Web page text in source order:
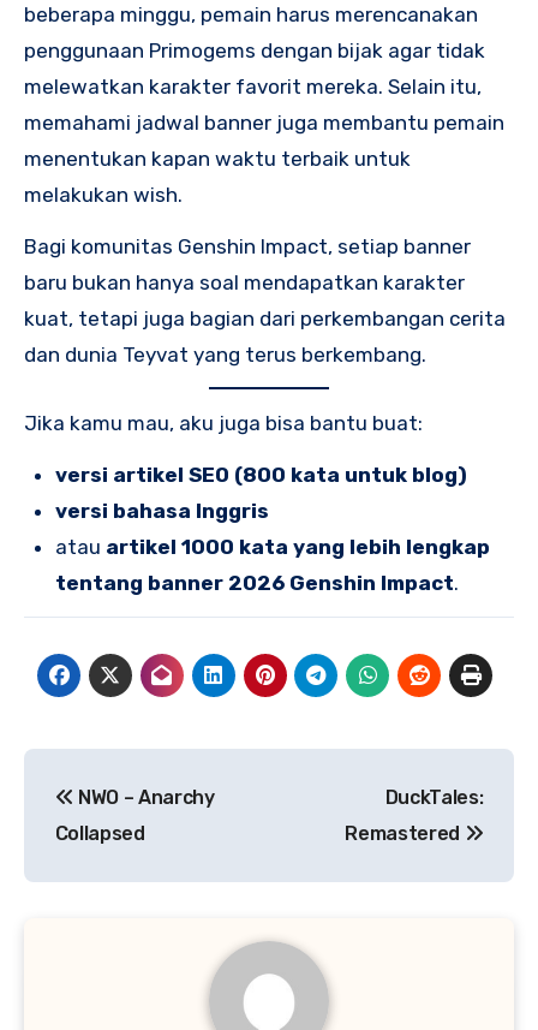
beberapa minggu, pemain harus merencanakan
penggunaan Primogems dengan bijak agar tidak
melewatkan karakter favorit mereka. Selain itu,
memahami jadwal banner juga membantu pemain
menentukan kapan waktu terbaik untuk
melakukan wish.
Bagi komunitas Genshin Impact, setiap banner
baru bukan hanya soal mendapatkan karakter
kuat, tetapi juga bagian dari perkembangan cerita
dan dunia Teyvat yang terus berkembang.
Jika kamu mau, aku juga bisa bantu buat:
versi artikel SEO (800 kata untuk blog)
versi bahasa Inggris
atau artikel 1000 kata yang lebih lengkap
tentang banner 2026 Genshin Impact.
pos
NWO – Anarchy
Collapsed
DuckTales:
Remastered